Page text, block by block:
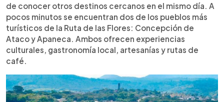
de conocer otros destinos cercanos en el mismo día. A
pocos minutos se encuentran dos de los pueblos más
turísticos de la Ruta de las Flores: Concepción de
Ataco y Apaneca. Ambos ofrecen experiencias
culturales, gastronomía local, artesanías y rutas de
café.